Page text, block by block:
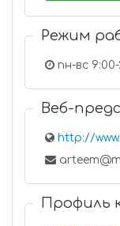
Режим
пн-вс 9:00-
Веб-
http://
Профиль